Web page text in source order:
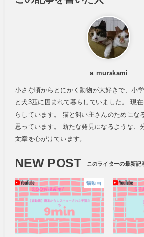
a_murakami
小さな頃からとにかく動物が大好きで、小
と犬3匹に囲まれて暮らしていました。 現
らしています。 猫と飼い主さんのためにな
思っています。 新たな発見になるような、
文章を心がけています。
NEW POST
猫動画